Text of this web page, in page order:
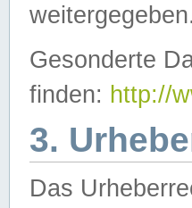
weitergegeben.
Gesonderte
finden: http://
3.
Das